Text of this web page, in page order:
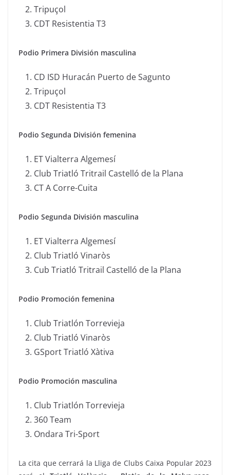
Tripuçol
CDT Resistentia T3
Podio Primera División masculina
CD ISD Huracán Puerto de Sagunto
Tripuçol
CDT Resistentia T3
Podio Segunda División femenina
ET Vialterra Algemesí
Club Triatló Tritrail Castelló de la Plana
CT A Corre-Cuita
Podio Segunda División masculina
ET Vialterra Algemesí
Club Triatló Vinaròs
Cub Triatló Tritrail Castelló de la Plana
Podio Promoción femenina
Club Triatlón Torrevieja
Club Triatló Vinaròs
GSport Triatló Xàtiva
Podio Promoción masculina
Club Triatlón Torrevieja
360 Team
Ondara Tri-Sport
La cita que cerrará la Lliga de Clubs Caixa Popular 2023